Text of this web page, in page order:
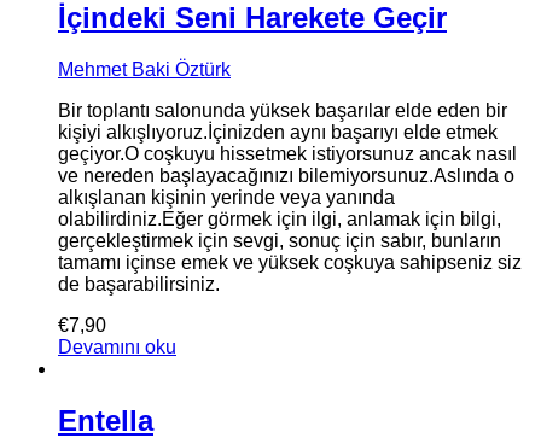
İçindeki Seni Harekete Geçir
Mehmet Baki Öztürk
Bir toplantı salonunda yüksek başarılar elde eden bir
kişiyi alkışlıyoruz.İçinizden aynı başarıyı elde etmek
geçiyor.O coşkuyu hissetmek istiyorsunuz ancak nasıl
ve nereden başlayacağınızı bilemiyorsunuz.Aslında o
alkışlanan kişinin yerinde veya yanında
olabilirdiniz.Eğer görmek için ilgi, anlamak için bilgi,
gerçekleştirmek için sevgi, sonuç için sabır, bunların
tamamı içinse emek ve yüksek coşkuya sahipseniz siz
de başarabilirsiniz.
€7,90
Devamını oku
Entella